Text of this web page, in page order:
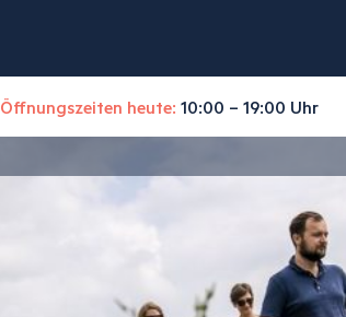
Öffnungszeiten heute: 10:00 – 19:00 Uhr